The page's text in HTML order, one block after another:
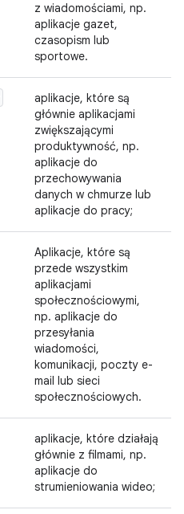
z wiadomościami, np.
aplikacje gazet,
czasopism lub
sportowe.
aplikacje, które są
głównie aplikacjami
zwiększającymi
produktywność, np.
aplikacje do
przechowywania
danych w chmurze lub
aplikacje do pracy;
Aplikacje, które są
przede wszystkim
aplikacjami
społecznościowymi,
np. aplikacje do
przesyłania
wiadomości,
komunikacji, poczty e-
mail lub sieci
społecznościowych.
aplikacje, które działają
głównie z filmami, np.
aplikacje do
strumieniowania wideo;